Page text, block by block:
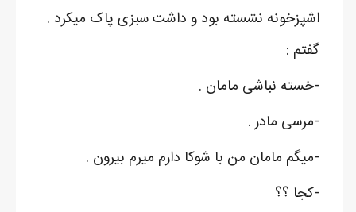
اشپزخونه نشسته بود و داشت سبزی پاک میکرد .
گفتم :
-خسته نباشی مامان .
-مرسی مادر .
-میگم مامان من با شوکا دارم میرم بیرون .
-کجا ؟؟